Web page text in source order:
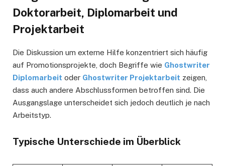
Doktorarbeit, Diplomarbeit und
Projektarbeit
Die Diskussion um externe Hilfe konzentriert sich häufig
auf Promotionsprojekte, doch Begriffe wie Ghostwriter
Diplomarbeit oder Ghostwriter Projektarbeit zeigen,
dass auch andere Abschlussformen betroffen sind. Die
Ausgangslage unterscheidet sich jedoch deutlich je nach
Arbeitstyp.
Typische Unterschiede im Überblick